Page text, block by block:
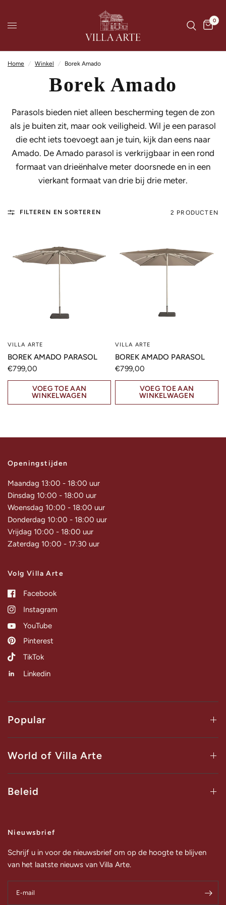
0
Home / Winkel / Borek Amado
Borek Amado
Parasols bieden niet alleen bescherming tegen de zon
als je buiten zit, maar ook veiligheid. Wil je een parasol
die echt iets toevoegt aan je tuin, kijk dan eens naar
Amado. De Amado parasol is verkrijgbaar in een rond
formaat van drieënhalve meter doorsnede en in een
vierkant formaat van drie bij drie meter.
FILTEREN EN SORTEREN 2 PRODUCTEN
VILLA ARTE
BOREK AMADO PARASOL
€799,00
VOEG TOE AAN
WINKELWAGEN
VILLA ARTE
BOREK AMADO PARASOL
€799,00
VOEG TOE AAN
WINKELWAGEN
Openingstijden
Maandag 13:00 - 18:00 uur
Dinsdag 10:00 - 18:00 uur
Woensdag 10:00 - 18:00 uur
Donderdag 10:00 - 18:00 uur
Vrijdag 10:00 - 18:00 uur
Zaterdag 10:00 - 17:30 uur
Volg Villa Arte
Facebook
Instagram
YouTube
Pinterest
TikTok
Linkedin
Popular
World of Villa Arte
Beleid
Nieuwsbrief
Schrijf u in voor de nieuwsbrief om op de hoogte te blijven
van het laatste nieuws van Villa Arte.
E‑mail